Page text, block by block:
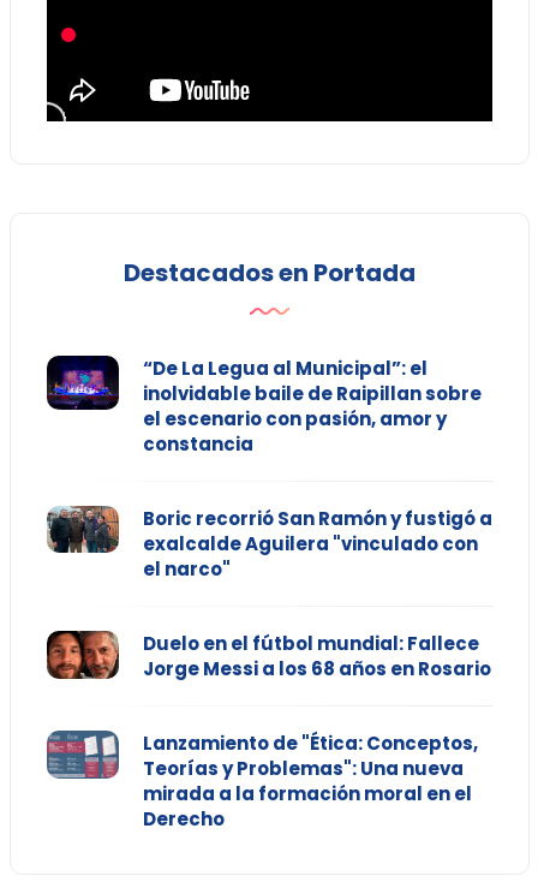
Destacados en Portada
“De La Legua al Municipal”: el
inolvidable baile de Raipillan sobre
el escenario con pasión, amor y
constancia
Boric recorrió San Ramón y fustigó a
exalcalde Aguilera "vinculado con
el narco"
Duelo en el fútbol mundial: Fallece
Jorge Messi a los 68 años en Rosario
Lanzamiento de "Ética: Conceptos,
Teorías y Problemas": Una nueva
mirada a la formación moral en el
Derecho